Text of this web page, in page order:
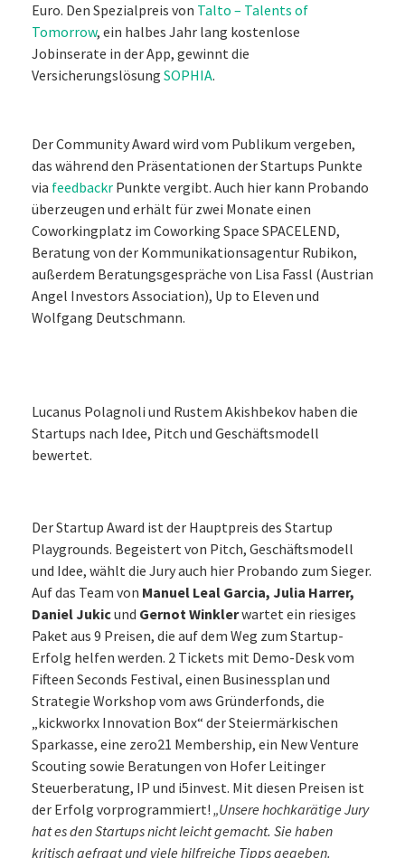
Euro. Den Spezialpreis von Talto – Talents of
Tomorrow, ein halbes Jahr lang kostenlose
Jobinserate in der App, gewinnt die
Versicherungslösung SOPHIA.
Der Community Award wird vom Publikum vergeben,
das während den Präsentationen der Startups Punkte
via feedbackr Punkte vergibt. Auch hier kann Probando
überzeugen und erhält für zwei Monate einen
Coworkingplatz im Coworking Space SPACELEND,
Beratung von der Kommunikationsagentur Rubikon,
außerdem Beratungsgespräche von Lisa Fassl (Austrian
Angel Investors Association), Up to Eleven und
Wolfgang Deutschmann.
Lucanus Polagnoli und Rustem Akishbekov haben die
Startups nach Idee, Pitch und Geschäftsmodell
bewertet.
Der Startup Award ist der Hauptpreis des Startup
Playgrounds. Begeistert von Pitch, Geschäftsmodell
und Idee, wählt die Jury auch hier Probando zum Sieger.
Auf das Team von Manuel Leal Garcia, Julia Harrer,
Daniel Jukicund Gernot Winklerwartet ein riesiges
Paket aus 9 Preisen, die auf dem Weg zum Startup-
Erfolg helfen werden. 2 Tickets mit Demo-Desk vom
Fifteen Seconds Festival, einen Businessplan und
Strategie Workshop vom aws Gründerfonds, die
„kickworkx Innovation Box“ der Steiermärkischen
Sparkasse, eine zero21 Membership, ein New Venture
Scouting sowie Beratungen von Hofer Leitinger
Steuerberatung, IP und i5invest. Mit diesen Preisen ist
der Erfolg vorprogrammiert! „Unsere hochkarätige Jury
hat es den Startups nicht leicht gemacht. Sie haben
kritisch gefragt und viele hilfreiche Tipps gegeben.